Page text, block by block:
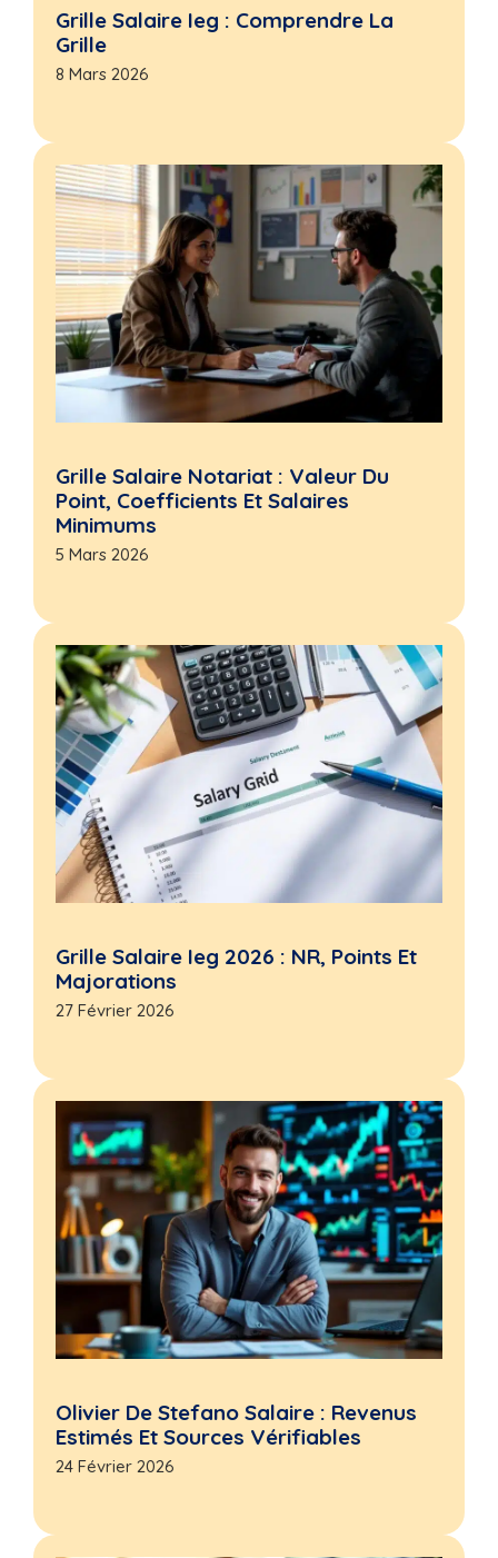
Grille Salaire Ieg : Comprendre La
Grille
8 Mars 2026
Grille Salaire Notariat : Valeur Du
Point, Coefficients Et Salaires
Minimums
5 Mars 2026
Grille Salaire Ieg 2026 : NR, Points Et
Majorations
27 Février 2026
Olivier De Stefano Salaire : Revenus
Estimés Et Sources Vérifiables
24 Février 2026